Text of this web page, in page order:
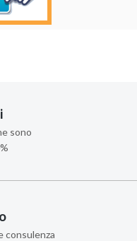
sono
consulenza